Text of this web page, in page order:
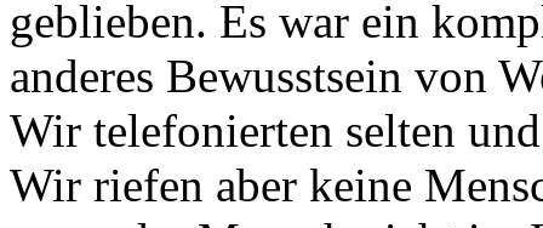
geblieben. Es war ein
anderes Bewusstsein von
Wir telefonierten selten
Wir riefen aber keine